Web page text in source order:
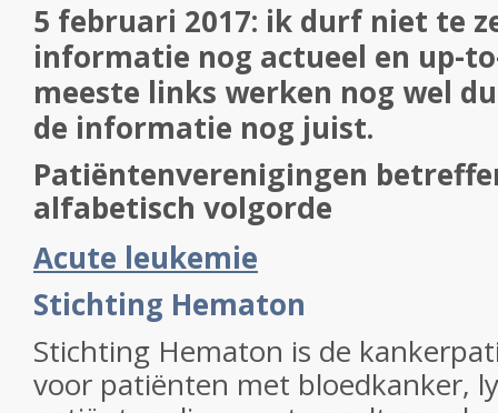
5 februari 2017: ik durf niet te
informatie nog actueel en up-
meeste links werken nog wel
de informatie nog juist.
Patiëntenverenigingen
alfabetisch volgorde
Acute leukemie
Stichting Hematon
Stichting Hematon is de
voor patiënten met bloedkanker,